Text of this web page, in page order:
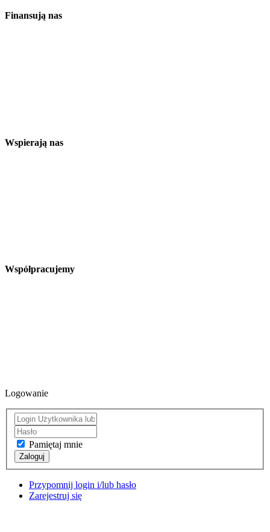
Finansują nas
Wspierają nas
Współpracujemy
Logowanie
Pamiętaj mnie
Zaloguj
Przypomnij login i/lub hasło
Zarejestruj się